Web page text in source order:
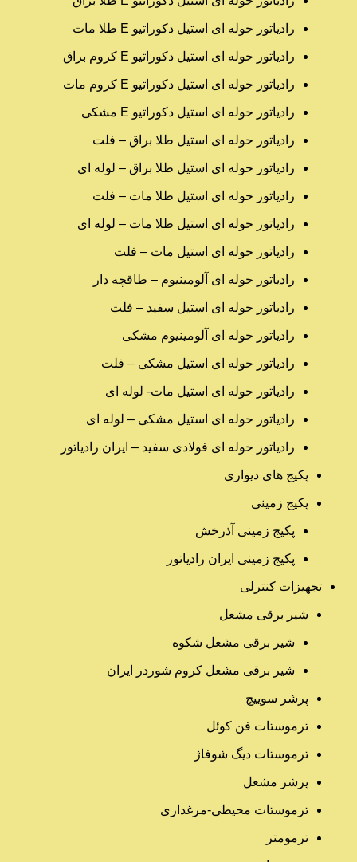
رادیاتور حوله ای استیل دکوراتیو E طلا مات
رادیاتور حوله ای استیل دکوراتیو E کروم براق
رادیاتور حوله ای استیل دکوراتیو E کروم مات
رادیاتور حوله ای استیل دکوراتیو E مشکی
رادیاتور حوله ای استیل طلا براق – فلت
رادیاتور حوله ای استیل طلا براق – لوله ای
رادیاتور حوله ای استیل طلا مات – فلت
رادیاتور حوله ای استیل طلا مات – لوله ای
رادیاتور حوله ای استیل مات – فلت
رادیاتور حوله ای آلومینیوم – طاقچه دار
رادیاتور حوله ای استیل سفید – فلت
رادیاتور حوله ای آلومینیوم مشکی
رادیاتور حوله ای استیل مشکی – فلت
رادیاتور حوله ای استیل مات- لوله ای
رادیاتور حوله ای استیل مشکی – لوله ای
رادیاتور حوله ای فولادی سفید – ایران رادیاتور
پکیج های دیواری
پکیج زمینی
پکیج زمینی آذرخش
پکیج زمینی ایران رادیاتور
تجهیزات کنترلی
شیر برقی مشعل
شیر برقی مشعل شکوه
شیر برقی مشعل کروم شوردر ایران
پرشر سوییچ
ترموستات فن کوئل
ترموستات دیگ شوفاژ
پرشر مشعل
ترموستات محیطی-مرغداری
ترمومتر